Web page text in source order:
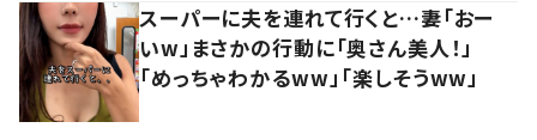
スーパーに夫を連れて行くと…妻「おー
いw」まさかの行動に「奥さん美人！」
「めっちゃわかるww」「楽しそうww」